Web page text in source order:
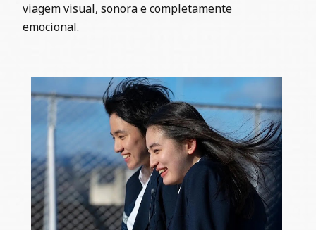
viagem visual, sonora e completamente
emocional.